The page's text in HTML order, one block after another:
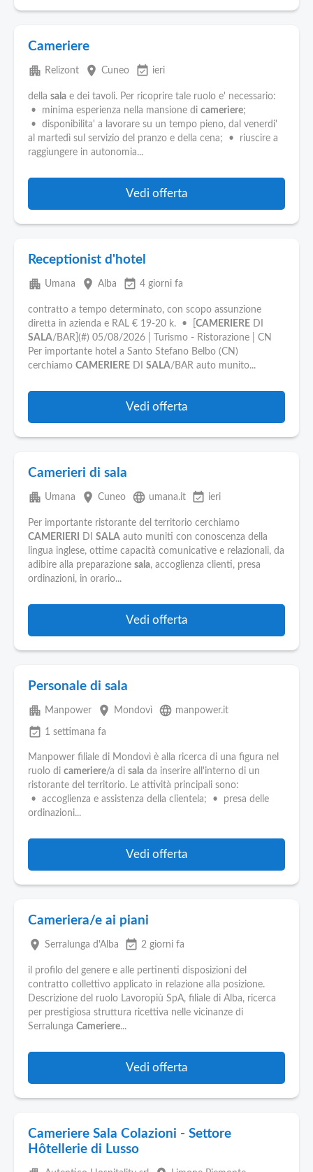
Cameriere
apartment Relizont place Cuneo event_available ieri
della sala e dei tavoli. Per ricoprire tale ruolo e' necessario:
• minima esperienza nella mansione di cameriere;
• disponibilita' a lavorare su un tempo pieno, dal venerdi'
al martedì sul servizio del pranzo e della cena; • riuscire a
raggiungere in autonomia...
Vedi offerta
Receptionist d'hotel
apartment Umana place Alba event_available 4 giorni fa
contratto a tempo determinato, con scopo assunzione
diretta in azienda e RAL € 19-20 k. • [ CAMERIERE DI
SALA/BAR](#) 05/08/2026 | Turismo - Ristorazione | CN
Per importante hotel a Santo Stefano Belbo (CN)
cerchiamo CAMERIERE DI SALA/BAR auto munito...
Vedi offerta
Camerieri di sala
apartment Umana place Cuneo language umana.it event_available ieri
Per importante ristorante del territorio cerchiamo
CAMERIERI
DI SALA auto muniti con conoscenza della
lingua inglese, ottime capacità comunicative e relazionali, da
adibire alla preparazione sala, accoglienza clienti, presa
ordinazioni, in orario...
Vedi offerta
Personale di sala
apartment Manpower place Mondovì language manpower.it
event_available 1 settimana fa
Manpower filiale di Mondovì è alla ricerca di una figura nel
ruolo di cameriere/a di sala da inserire all'interno di un
ristorante del territorio. Le attività principali sono:
• accoglienza e assistenza della clientela; • presa delle
ordinazioni...
Vedi offerta
Cameriera/e ai piani
place Serralunga d'Alba event_available 2 giorni fa
il profilo del genere e alle pertinenti disposizioni del
contratto collettivo applicato in relazione alla posizione.
Descrizione del ruolo Lavoropiù SpA, filiale di Alba, ricerca
per prestigiosa struttura ricettiva nelle vicinanze di
Serralunga Cameriere...
Vedi offerta
Cameriere Sala Colazioni - Settore
Hôtellerie di Lusso